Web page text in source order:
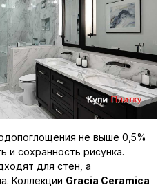
не выше 0,5%
и сохранность рисунка.
для стен, а
Коллекции Gracia Ceramica